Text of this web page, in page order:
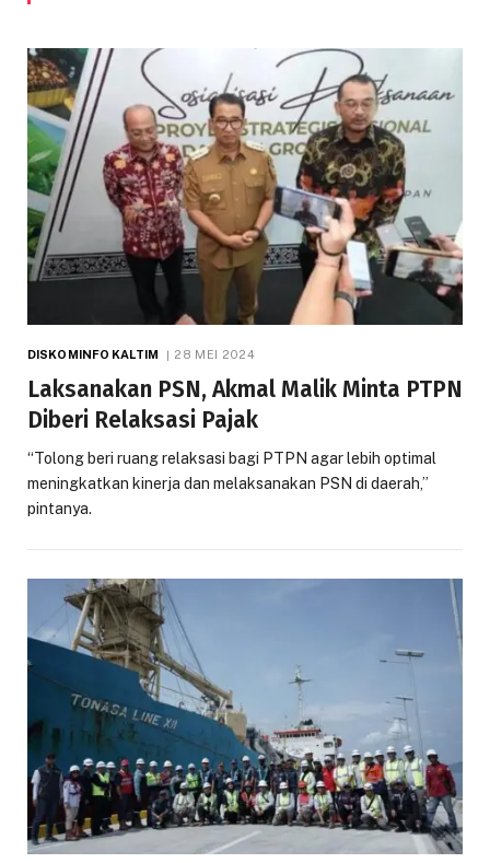
DISKOMINFO KALTIM 28 MEI 2024
Laksanakan PSN, Akmal Malik Minta PTPN
Diberi Relaksasi Pajak
“Tolong beri ruang relaksasi bagi PTPN agar lebih optimal
meningkatkan kinerja dan melaksanakan PSN di daerah,”
pintanya.